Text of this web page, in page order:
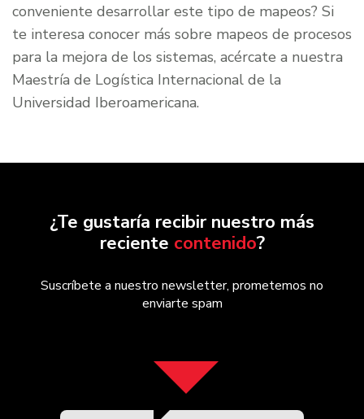
conveniente desarrollar este tipo de mapeos? Si
te interesa conocer más sobre mapeos de procesos
para la mejora de los sistemas, acércate a nuestra
Maestría de Logística Internacional de la
Universidad Iberoamericana.
¿Te gustaría recibir nuestro más
reciente contenido?
Suscríbete a nuestro newsletter, prometemos no
enviarte spam